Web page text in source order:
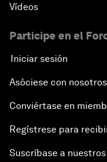
Vídeos
Participe en el
Iniciar sesión
Asóciese con nosotros
Conviértase en
Regístrese para
Suscríbase a